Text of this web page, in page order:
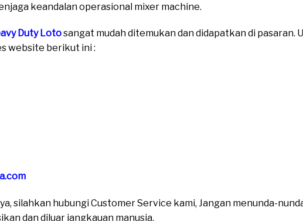
keandalan operasional mixer machine.
Duty Lotosangat mudah ditemukan dan didapatkan di pasaran.
website berikut ini :
silahkan hubungi Customer Service kami, Jangan menunda-
dan diluar jangkauan manusia.